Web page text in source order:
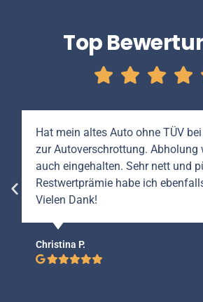
Top
Hat mein altes Auto ohne TÜV
zur Autoverschrottung. Abholung
auch eingehalten. Sehr nett und
Restwertprämie habe ich
Vielen Dank!
Christina P.